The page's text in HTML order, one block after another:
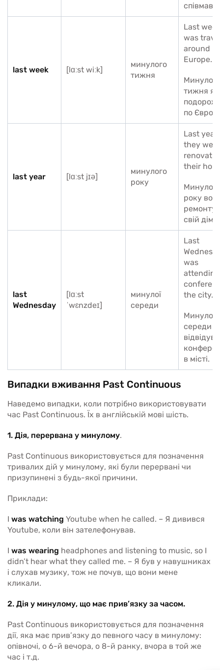
співмав.
last week [lɑːst wiːk]
минулого
тижня
Last
was
around
Europe.
тижня я
по
last year [lɑːst jɪə]
минулого
року
Last year,
they were
their
року
свій дім.
last
Wednesday
[lɑːst
ˈwɛnzdeɪ]
минулої
середи
Last
was
the city.
Минулої
середи я
в місті.
Випадки вживання Past Continuous
Наведемо випадки, коли потрібно використовувати
час Past Continuous. Їх в англійській мові шість.
1. Дія, перервана у минулому.
Past Continuous використовується для позначення
тривалих дій у минулому, які були перервані чи
призупинені з будь-якої причини.
Приклади:
I was watching Youtube when he called. – Я дивився
Youtube, коли він зателефонував.
I was wearing headphones and listening to music, so I
didn’t hear what they called me. – Я був у навушниках
і слухав музику, тож не почув, що вони мене
кликали.
2. Дія у минулому, що має прив’язку за часом.
Past Continuous використовується для позначення
дії, яка має прив’язку до певного часу в минулому:
опівночі, о 6-й вечора, о 8-й ранку, вчора в той же
час і т.д.